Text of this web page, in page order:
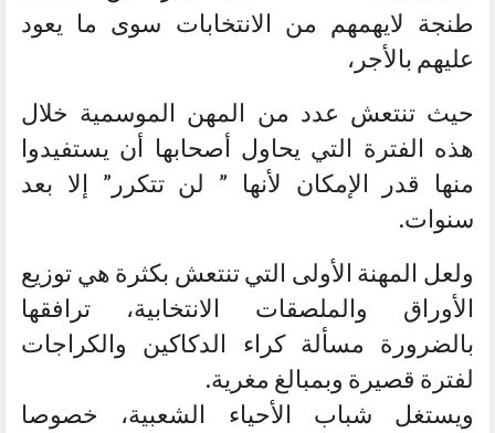
طنجة لايهمهم من الانتخابات سوى ما يعود
عليهم بالأجر،
حيث تنتعش عدد من المهن الموسمية خلال
هذه الفترة التي يحاول أصحابها أن يستفيدوا
منها قدر الإمكان لأنها ” لن تتكرر” إلا بعد
سنوات.
ولعل المهنة الأولى التي تنتعش بكثرة هي توزيع
الأوراق والملصقات الانتخابية، ترافقها
بالضرورة مسألة كراء الدكاكين والكراجات
لفترة قصيرة وبمبالغ مغرية.
ويستغل شباب الأحياء الشعبية، خصوصا